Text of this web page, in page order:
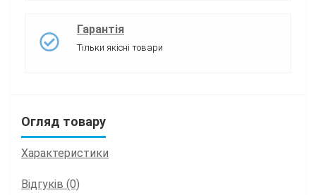
Гарантія
Тільки якісні товари
Огляд товару
Характеристики
Відгуків (0)